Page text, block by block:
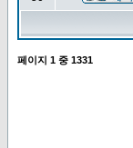
페이지 1 중 1331